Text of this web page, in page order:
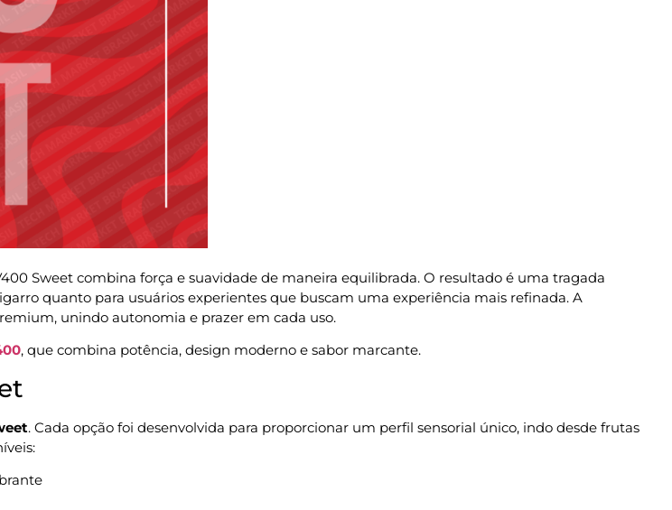
Sweet combina força e suavidade de maneira equilibrada. O resultado é uma tragada
quanto para usuários experientes que buscam uma experiência mais refinada. A
unindo autonomia e prazer em cada uso.
, que combina potência, design moderno e sabor marcante.
. Cada opção foi desenvolvida para proporcionar um perfil sensorial único, indo desde frutas